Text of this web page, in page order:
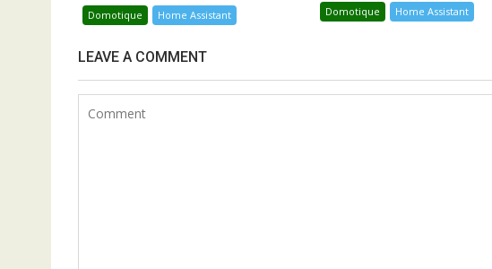
Domotique Home Assistant Domotique Home Assistant
LEAVE A COMMENT